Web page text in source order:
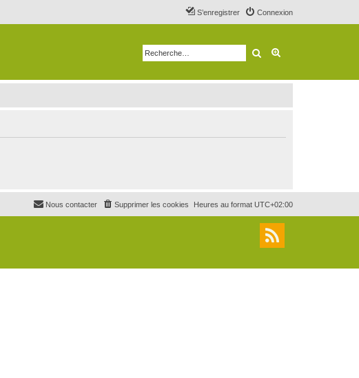
Connexion
S’enregistrer
Rechercher
Heures au format UTC+02:00
Supprimer les cookies
Nous contacter